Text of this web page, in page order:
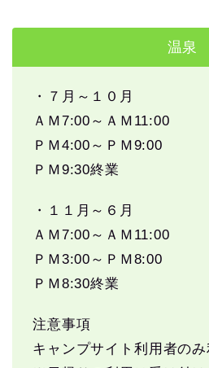
温泉
・７月～１０月
ＡＭ7:00～ＡＭ11:00
ＰＭ4:00～ＰＭ9:00
ＰＭ9:30終業
・１１月～６月
ＡＭ7:00～ＡＭ11:00
ＰＭ3:00～ＰＭ8:00
ＰＭ8:30終業
注意事項
キャンプサイト利用者のみ